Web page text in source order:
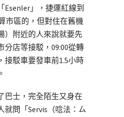
Esenler」，捷運紅線到
市區的，但對住在舊機
）附近的人來說就要先
分店等接駁，09:00從轉
接駁車要發車前1.5小時
巴士，完全陌生又身在
就問「Servis（唸法：ㄙ